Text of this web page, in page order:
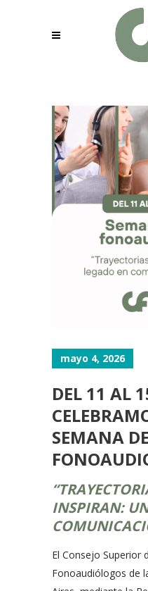
mayo 4, 2026
DEL 11 AL
SEMANA
INSPIRAN:
El Consejo Superior
Fonoaudiólogos de